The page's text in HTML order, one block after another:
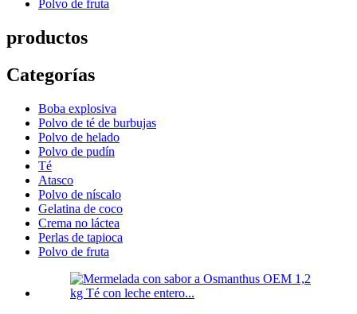
Polvo de fruta
productos
Categorías
Boba explosiva
Polvo de té de burbujas
Polvo de helado
Polvo de pudín
Té
Atasco
Polvo de níscalo
Gelatina de coco
Crema no láctea
Perlas de tapioca
Polvo de fruta